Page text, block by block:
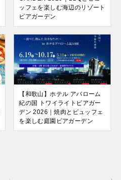
ッフェを楽しむ海辺のリゾート
ビアガーデン
【和歌山】ホテル アバローム
紀の国 トワイライトビアガー
デン 2026｜焼肉とビュッフェ
を楽しむ庭園ビアガーデン